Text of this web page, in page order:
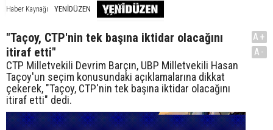
Haber Kaynağı YENİDÜZEN
"Taçoy, CTP'nin tek başına iktidar olacağını
itiraf etti"
CTP Milletvekili Devrim Barçın, UBP Milletvekili Hasan
Taçoy'un seçim konusundaki açıklamalarına dikkat
çekerek, "Taçoy, CTP'nin tek başına iktidar olacağını
itiraf etti" dedi.
A+
A-